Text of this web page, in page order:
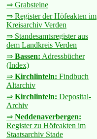
⇒ Grabsteine
⇒ Register der Höfeakten im
Kreisarchiv Verden
⇒ Standesamtsregister aus
dem Landkreis Verden
⇒ Bassen: Adressbücher
(Index)
⇒ Kirchlinteln: Findbuch
Altarchiv
⇒ Kirchlinteln: Deposital-
Archiv
⇒ Neddenaverbergen:
Register zu Höfeakten im
Staatsarchiv Stade